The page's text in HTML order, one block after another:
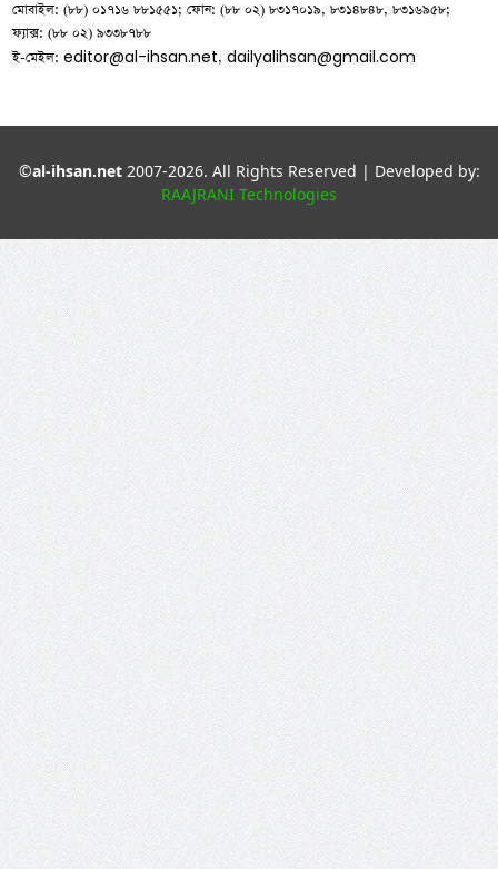
মোবাইল: (৮৮) ০১৭১৬ ৮৮১৫৫১; ফোন: (৮৮ ০২) ৮৩১৭০১৯, ৮৩১৪৮৪৮, ৮৩১৬৯৫৮;
ফ্যাক্স: (৮৮ ০২) ৯৩৩৮৭৮৮
ই-মেইল:editor@al-ihsan.net,dailyalihsan@gmail.com
©al-ihsan.net2007-2026. All Rights Reserved | Developed by:
RAAJRANI Technologies